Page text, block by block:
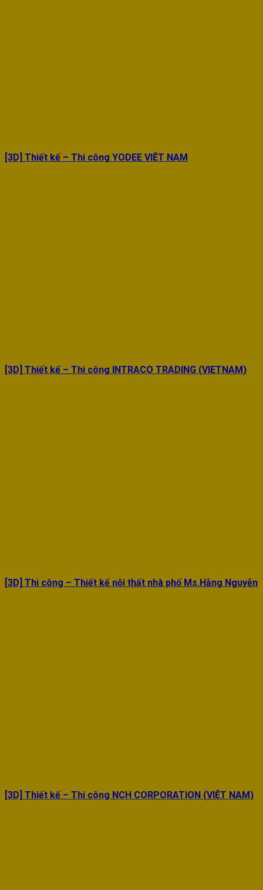
[3D] Thiết kế – Thi công YODEE VIỆT NAM
[3D] Thiết kế – Thi công INTRACO TRADING (VIETNAM)
[3D] Thi công – Thiết kế nội thất nhà phố Ms.Hằng Nguyễn
[3D] Thiết kế – Thi công NCH CORPORATION (VIỆT NAM)